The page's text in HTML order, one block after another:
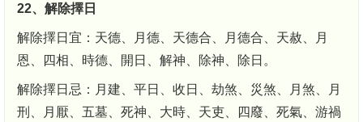
22、解除擇日
解除擇日宜：天德、月德、天德合、月德合、天赦、月
恩、四相、時德、開日、解神、除神、除日。
解除擇日忌：月建、平日、收日、劫煞、災煞、月煞、月
刑、月厭、五墓、死神、大時、天吏、四廢、死氣、游禍